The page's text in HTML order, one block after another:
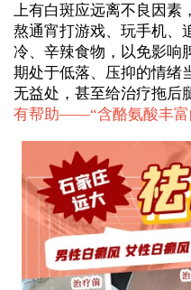
上有白斑应远离不良因素
熬通宵打游戏、玩手机、
冷、辛辣食物，以免影响
期处于低落、压抑的情绪
无益处，甚至给治疗拖后
有帮助——“含酪氨酸丰